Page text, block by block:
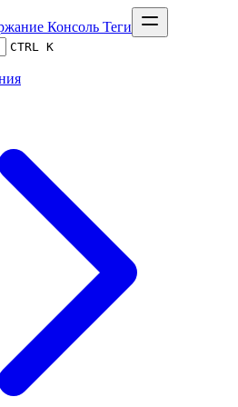
Консоль Теги
CTRL K